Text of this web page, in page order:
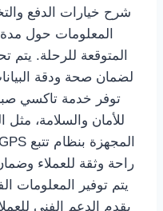
شرح خيارات الدفع
المعلومات حول
المتوقعة للرحلة.
لضمان صحة ودقة
توفر خدمة تاكسي
للأمان والسلامة، مثل
راحة وثقة للعملاء
يتم توفير المعلومات
يقدم الدعم الفني